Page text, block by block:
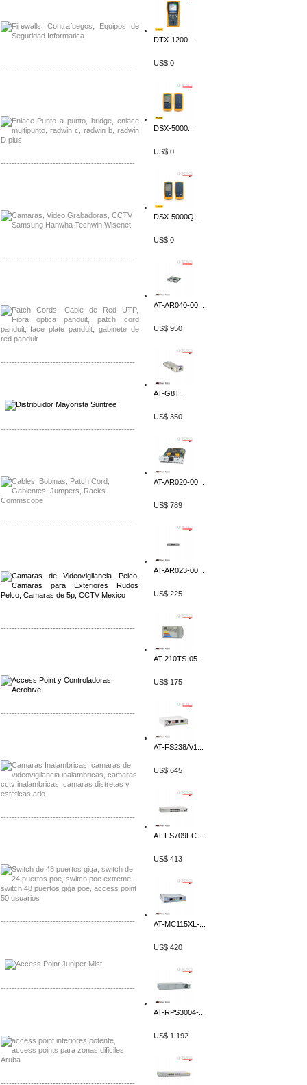
-------------------------------------------------
-------------------------------------------------
-------------------------------------------------
-------------------------------------------------
-------------------------------------------------
-------------------------------------------------
-------------------------------------------------
-------------------------------------------------
-------------------------------------------------
-------------------------------------------------
-------------------------------------------------
-------------------------------------------------
DTX-1200...
US$ 0
DSX-5000...
US$ 0
DSX-5000QI...
US$ 0
AT-AR040-00...
US$ 950
AT-G8T...
US$ 350
AT-AR020-00...
US$ 789
AT-AR023-00...
US$ 225
AT-210TS-05...
US$ 175
AT-FS238A/1...
US$ 645
AT-FS709FC-...
US$ 413
AT-MC115XL-...
US$ 420
AT-RPS3004-...
US$ 1,192